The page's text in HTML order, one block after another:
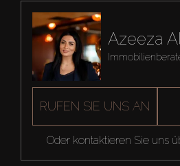
Azeeza
RUFEN SIE UNS AN
Oder kontaktieren Sie uns